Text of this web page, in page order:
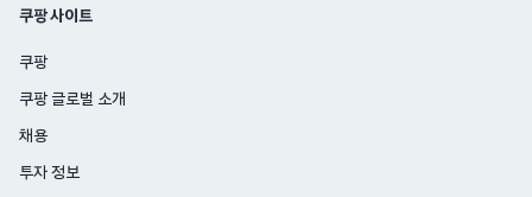
쿠팡 사이트
쿠팡
쿠팡 글로벌 소개
채용
투자 정보